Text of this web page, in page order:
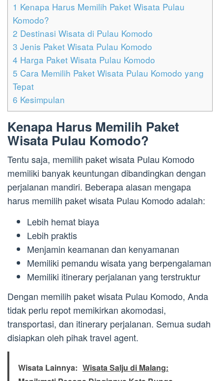
1 Kenapa Harus Memilih Paket Wisata Pulau
Komodo?
2 Destinasi Wisata di Pulau Komodo
3 Jenis Paket Wisata Pulau Komodo
4 Harga Paket Wisata Pulau Komodo
5 Cara Memilih Paket Wisata Pulau Komodo yang
Tepat
6 Kesimpulan
Kenapa Harus Memilih Paket
Wisata Pulau Komodo?
Tentu saja, memilih paket wisata Pulau Komodo
memiliki banyak keuntungan dibandingkan dengan
perjalanan mandiri. Beberapa alasan mengapa
harus memilih paket wisata Pulau Komodo adalah:
Lebih hemat biaya
Lebih praktis
Menjamin keamanan dan kenyamanan
Memiliki pemandu wisata yang berpengalaman
Memiliki itinerary perjalanan yang terstruktur
Dengan memilih paket wisata Pulau Komodo, Anda
tidak perlu repot memikirkan akomodasi,
transportasi, dan itinerary perjalanan. Semua sudah
disiapkan oleh pihak travel agent.
Wisata Lainnya: Wisata Salju di Malang: